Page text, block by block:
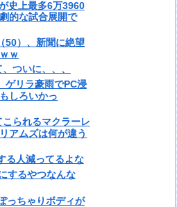
史上最多6万3960
的な試合展開で
50）、新聞に絶望
ｗ
ついに、、、
ゲリラ豪雨でPC浸
しろいかっ
られるマクラーレ
アムズは何が違う
る人減ってるよな
するやつなんな
っちゃりボディが